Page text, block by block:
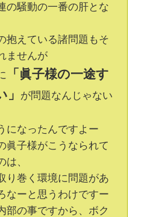
の騒動の一番の肝とな
抱えている諸問題もそ
ませんが
「眞子様の一途す
が問題なんじゃない
になったんですよー
眞子様がこうなられて
は、
り巻く環境に問題があ
なーと思うわけですー
部の事ですから、ボク